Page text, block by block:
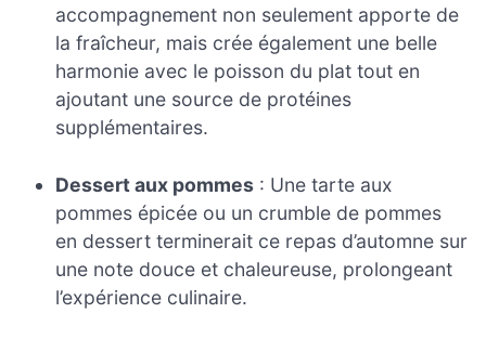
accompagnement non seulement apporte de
la fraîcheur, mais crée également une belle
harmonie avec le poisson du plat tout en
ajoutant une source de protéines
supplémentaires.
Dessert aux pommes : Une tarte aux
pommes épicée ou un crumble de pommes
en dessert terminerait ce repas d’automne sur
une note douce et chaleureuse, prolongeant
l’expérience culinaire.